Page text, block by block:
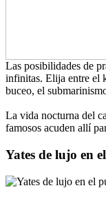
Las posibilidades de
infinitas. Elija entre el
buceo, el
La vida nocturna del
famosos acuden allí
Yates de lujo en